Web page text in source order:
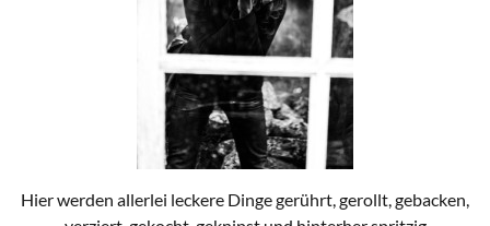
Hier werden allerlei leckere Dinge gerührt, gerollt, gebacken,